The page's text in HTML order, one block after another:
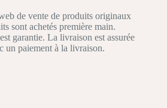
de vente de produits originaux
sont achetés première main.
garantie. La livraison est assurée
un paiement à la livraison.